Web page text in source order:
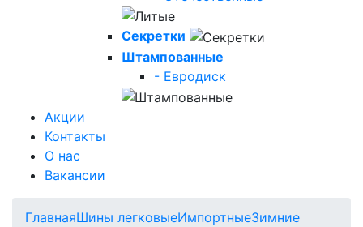
Секретки
Штампованные
- Евродиск
Акции
Контакты
О нас
Вакансии
ГлавнаяШины легковыеИмпортныеЗимние